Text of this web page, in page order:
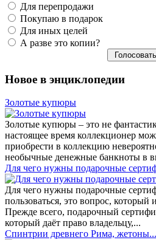
Для перепродажи
Покупаю в подарок
Для иных целей
А разве это копии?
Новое в энциклопедии
Золотые купюры
Золотые купюры – это не
настоящее время коллекционер
приобрести в коллекцию
необычные денежные банкноты в
​Для чего нужны подарочные
Для чего нужны подарочные
пользоваться, это вопрос, который
Прежде всего, подарочный
который даёт право владельцу,...
Спинтрии древнего Рима, жетоны...